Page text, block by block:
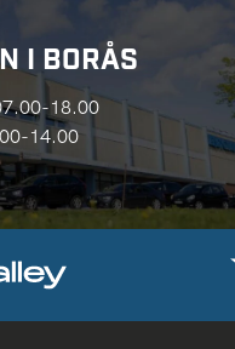
I BORÅS
18.00
14.00